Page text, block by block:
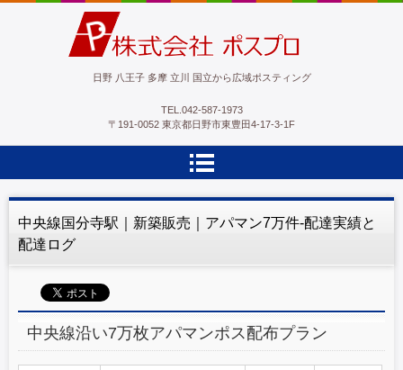
ポスプロ|GPSポスティング100％
日野 八王子 多摩 立川 国立から広域ポスティング
TEL. 042-587-1973
〒191-0052 東京都日野市東豊田4-17-3-1F
中央線国分寺駅｜新築販売｜アパマン7万件-配達実績と
配達ログ
中央線沿い7万枚アパマンポス配布プラン